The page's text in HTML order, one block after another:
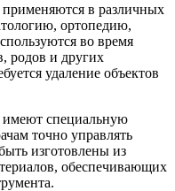
в различных
ортопедию,
во время
родов и других
удаление объектов
специальную
точно управлять
изготовлены из
обеспечивающих